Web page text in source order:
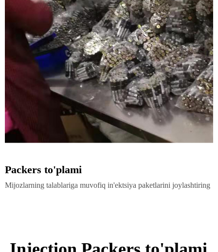
Packers to'plami
Mijozlarning talablariga muvofiq in'ektsiya paketlarini joylashtiring